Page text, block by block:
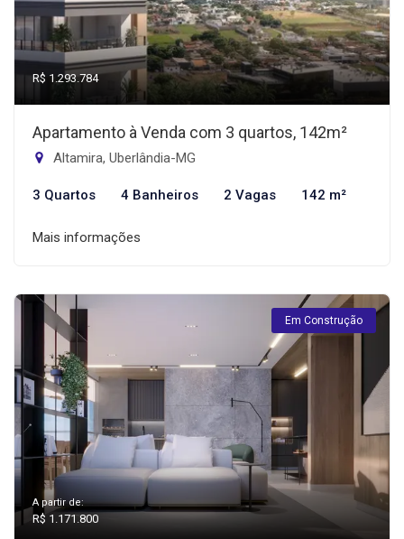
R$ 1.293.784
Apartamento à Venda com 3 quartos, 142m²
Altamira, Uberlândia-MG
3 Quartos 4 Banheiros 2 Vagas 142 m²
Mais informações
Em Construção
A partir de:
R$ 1.171.800